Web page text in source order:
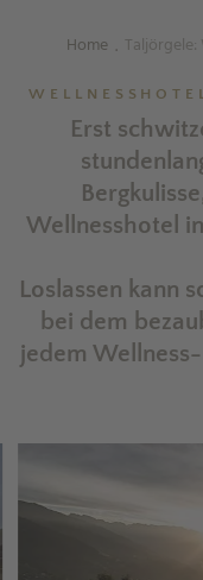
Home .
Erst
Wellnesshotel
Loslassen kann
bei dem
jedem